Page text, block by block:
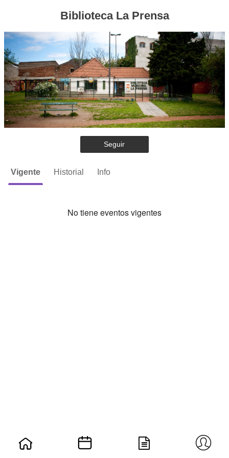
Biblioteca La Prensa
Seguir
Vigente Historial Info
No tiene eventos vigentes